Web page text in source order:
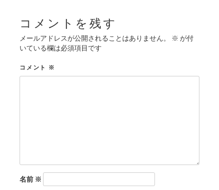
コメントを残す
メールアドレスが公開されることはありません。 ※ が付
いている欄は必須項目です
コメント ※
名前 ※